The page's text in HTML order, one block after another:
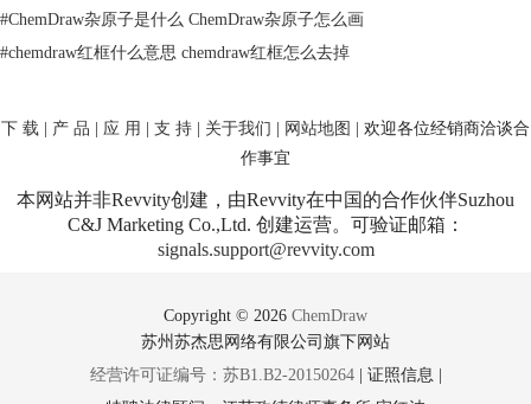
4、曲面工具栏
选择Surfaces（曲面）工具栏后，可以对选中的化学结构进行曲面变化，
使得ChemBio3D Ultra 14.0结构更加立体。
#ChemDraw杂原子是什么 ChemDraw杂原子怎么画
#chemdraw红框什么意思 chemdraw红框怎么去掉
下 载 产 品 应 用 支 持 关于我们 网站地图
| 欢迎各位经销商洽谈合
作事宜
本网站并非Revvity创建，由Revvity在中国的合作伙伴Suzhou
C&J Marketing Co.,Ltd. 创建运营。可验证邮箱：
signals.support@revvity.com
Copyright © 2026 ChemDraw
苏州苏杰思网络有限公司旗下网站
经营许可证编号：苏B1.B2-20150264| 证照信息